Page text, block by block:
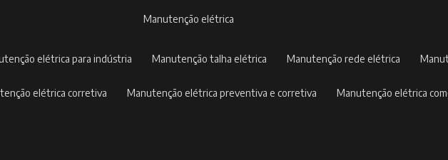
manutenção elétrica
elétrica para indústria manutenção talha elétrica manutenção rede elétrica
elétrica corretiva manutenção elétrica preventiva e corretiva manutenção elétrica